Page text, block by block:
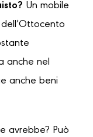
Un mobile
anche nel
anche beni
avrebbe? Può